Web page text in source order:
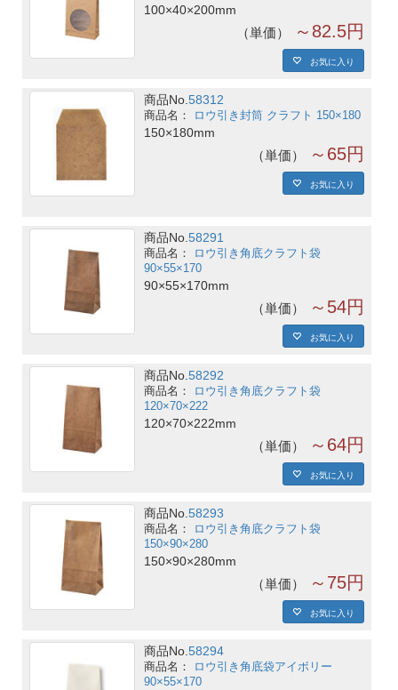
100×40×200mm
単価 ～82.5円
お気に入り
商品No. 58312
ロウ引き封筒 クラフト 150×180
150×180mm
単価 ～65円
お気に入り
商品No. 58291
ロウ引き角底クラフト袋
90×55×170
90×55×170mm
単価 ～54円
お気に入り
商品No. 58292
ロウ引き角底クラフト袋
120×70×222
120×70×222mm
単価 ～64円
お気に入り
商品No. 58293
ロウ引き角底クラフト袋
150×90×280
150×90×280mm
単価 ～75円
お気に入り
商品No. 58294
ロウ引き角底袋アイボリー
90×55×170